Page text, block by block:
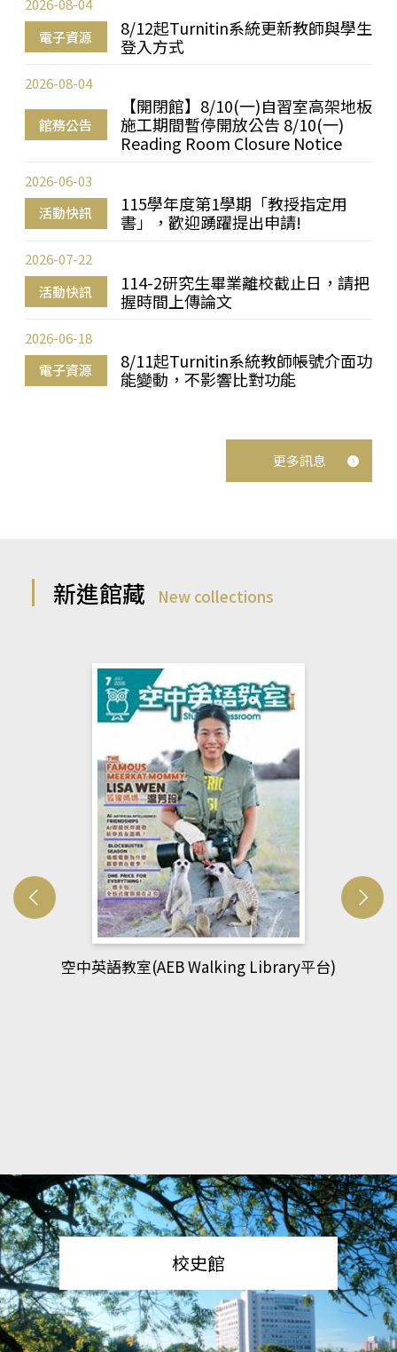
電子資源
8/12起Turnitin系統更新教師與學生
登入方式
2026-08-04
館務公告
【開閉館】8/10(一)自習室高架地板
施工期間暫停開放公告 8/10(一)
Reading Room Closure Notice
2026-08-04
活動快訊
115學年度第1學期「教授指定用
書」，歡迎踴躍提出申請!
2026-06-03
活動快訊
114-2研究生畢業離校截止日，請把
握時間上傳論文
2026-07-22
電子資源
8/11起Turnitin系統教師帳號介面功
能變動，不影響比對功能
2026-06-18
更多訊息
新進館藏 New collections
平台) 網管人(kono平台)
校史館